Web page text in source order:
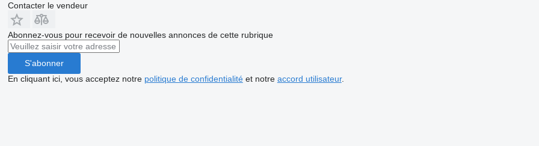
Contacter le vendeur
Abonnez-vous pour recevoir de nouvelles annonces de cette rubrique
S'abonner
En cliquant ici, vous acceptez notre politique de confidentialitéet notre accord utilisateur.